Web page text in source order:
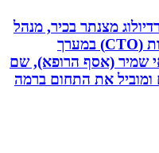
מצנתר בכיר, מנהל
תחום חסימות כליליות כרוניות (CTO) במערך
שמיר (אסף הרופא), שם
את התחום ברמה